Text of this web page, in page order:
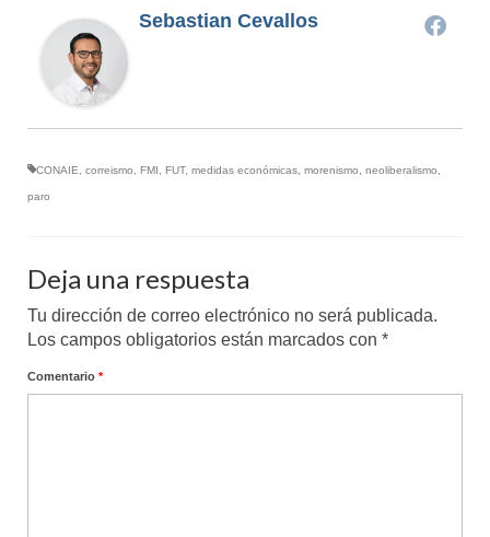
Sebastian Cevallos
CONAIE correismo FMI FUT, medidas económicas morenismo neoliberalismo
paro
Deja una respuesta
Tu dirección de correo electrónico no será publicada.
Los campos obligatorios están marcados con *
Comentario *